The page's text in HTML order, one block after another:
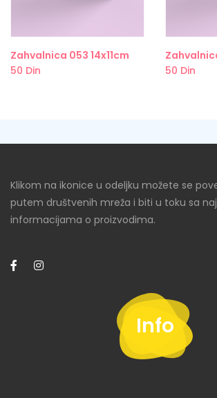
Zahvalnica 053 14x11cm
50 Din
50 Din
Klikom na ikonice u odeljku možete se
putem društvenih mreža i biti u toku sa
informacijama o proizvodima.
Info